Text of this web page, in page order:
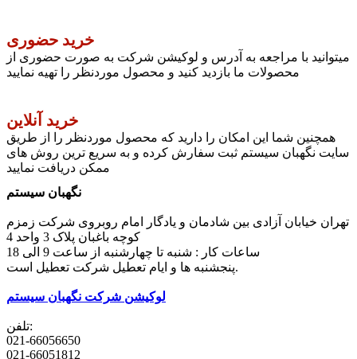
خرید حضوری
میتوانید با مراجعه به آدرس و لوکیشن شرکت به صورت حضوری از
محصولات ما بازدید کنید و محصول موردنظر را تهیه نمایید
خرید آنلاین
همچنین شما این امکان را دارید که محصول موردنظر را از طریق
سایت نگهبان سیستم ثبت سفارش کرده و به سریع ترین روش های
ممکن دریافت نمایید
نگهبان سیستم
تهران خیابان آزادی بین شادمان و یادگار امام روبروی شرکت زمزم
کوچه باغبان پلاک 3 واحد 4
پنجشنبه ها و ایام تعطیل شرکت تعطیل است.
لوکیشن شرکت نگهبان سیستم
تلفن:
021-66056650
021-66051812